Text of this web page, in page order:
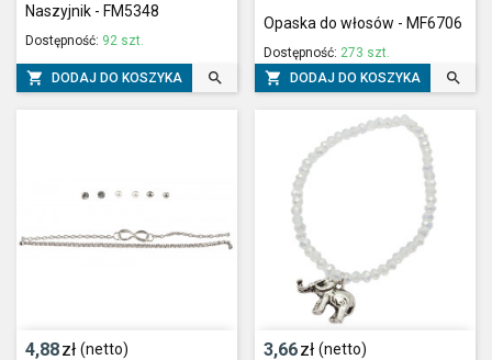
Naszyjnik - FM5348
Dostępność: 92 szt.
 DODAJ DO KOSZYKA 
Opaska do włosów - MF6706
Dostępność: 273 szt.
 DODAJ DO KOSZYKA 
4,88zł (netto) 3,66zł (netto)